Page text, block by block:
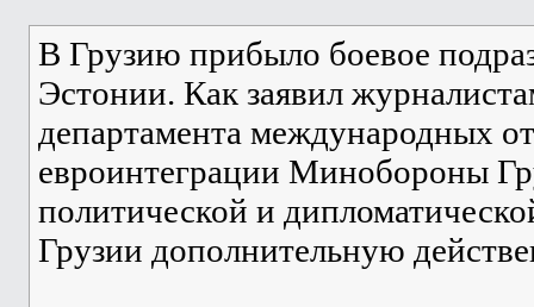
В Грузию прибыло боевое
Эстонии. Как заявил
департамента международных
евроинтеграции Минобороны
политической и
Грузии дополнительную